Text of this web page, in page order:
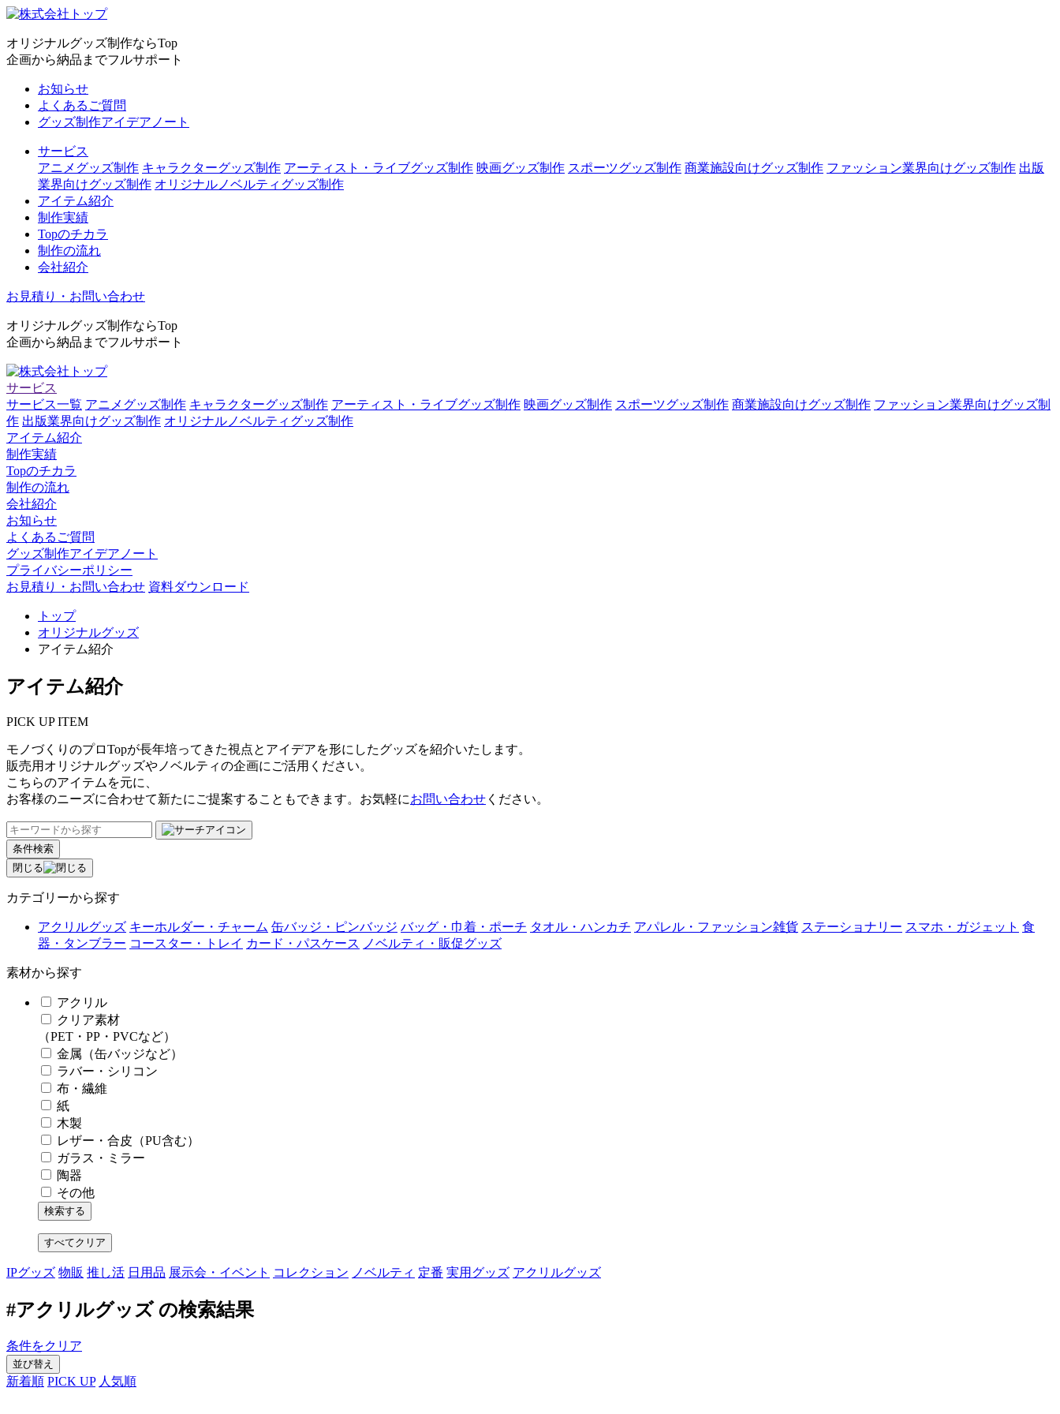
オリジナルグッズ制作ならTop
企画から納品までフルサポート
お知らせ
よくあるご質問
グッズ制作アイデアノート
サービス
アニメグッズ制作 キャラクターグッズ制作 アーティスト・ライブグッズ制作 映画グッズ制作 スポーツグッズ制作 商業施設向けグッズ制作 ファッション業界向けグッズ制作 出版
業界向けグッズ制作 オリジナルノベルティグッズ制作
アイテム紹介
制作実績
Topのチカラ
制作の流れ
会社紹介
お見積り・お問い合わせ
オリジナルグッズ制作ならTop
企画から納品までフルサポート
サービス
サービス一覧 アニメグッズ制作 キャラクターグッズ制作 アーティスト・ライブグッズ制作 映画グッズ制作 スポーツグッズ制作 商業施設向けグッズ制作 ファッション業界向けグッズ制
作 出版業界向けグッズ制作 オリジナルノベルティグッズ制作
アイテム紹介
制作実績
Topのチカラ
制作の流れ
会社紹介
お知らせ
よくあるご質問
グッズ制作アイデアノート
プライバシーポリシー
お見積り・お問い合わせ 資料ダウンロード
トップ
オリジナルグッズ
アイテム紹介
アイテム紹介
PICK UP ITEM
モノづくりのプロTopが長年培ってきた視点とアイデアを形にしたグッズを紹介いたします。
販売用オリジナルグッズやノベルティの企画にご活用ください。
こちらのアイテムを元に、
お客様のニーズに合わせて新たにご提案することもできます。お気軽にお問い合わせ ください。
条件検索
閉じる
カテゴリーから探す
アクリルグッズ キーホルダー・チャーム 缶バッジ・ピンバッジ バッグ・巾着・ポーチ タオル・ハンカチ アパレル・ファッション雑貨 ステーショナリー スマホ・ガジェット 食
器・タンブラー コースター・トレイ カード・パスケース ノベルティ・販促グッズ
素材から探す
アクリル
クリア素材
（PET・PP・PVCなど）
金属（缶バッジなど）
ラバー・シリコン
布・繊維
紙
木製
レザー・合皮（PU含む）
ガラス・ミラー
陶器
その他
すべてクリア
IPグッズ 物販 推し活 日用品 展示会・イベント コレクション ノベルティ 定番 実用グッズ アクリルグッズ
#アクリルグッズ の検索結果
条件をクリア
並び替え
新着順 PICK UP 人気順